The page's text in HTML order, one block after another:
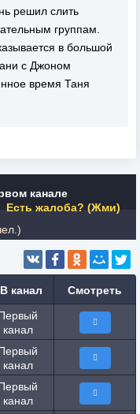
решил слить
группам.
в большой
с Джоном
время Таня
канале
Есть жалоба? (Жми)
канал Смотреть
канал
канал
канал